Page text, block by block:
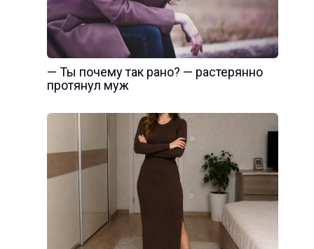
— Ты почему так рано? — растерянно
протянул муж